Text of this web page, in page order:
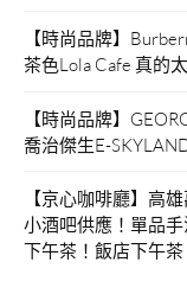
【時尚品牌】
茶色Lola Cafe 真的
【時尚品牌】
喬治傑生E-
【京心咖啡廳】高
小酒吧供應！單品
下午茶！飯店下午茶